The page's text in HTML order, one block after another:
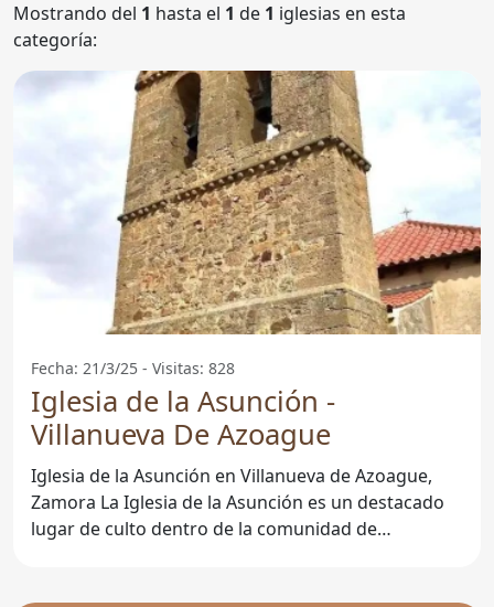
Mostrando del 1 hasta el 1 de 1 iglesias en esta
categoría:
Fecha: 21/3/25 - Visitas: 828
Iglesia de la Asunción -
Villanueva De Azoague
Iglesia de la Asunción en Villanueva de Azoague,
Zamora La Iglesia de la Asunción es un destacado
lugar de culto dentro de la comunidad de